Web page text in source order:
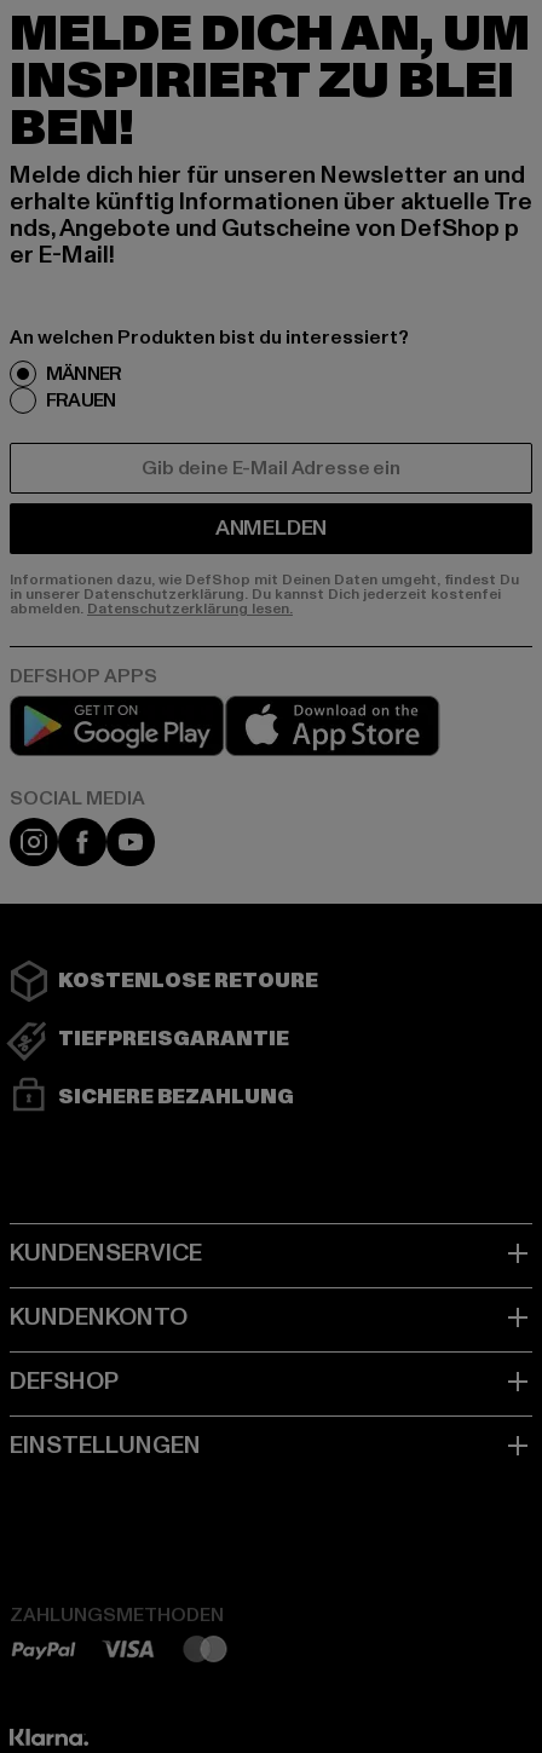
MELDE DICH AN, UM
INSPIRIERT ZU BLEI
BEN!
Melde dich hier für unseren Newsletter an und
erhalte künftig Informationen über aktuelle Tre
nds, Angebote und Gutscheine von DefShop p
er E-Mail!
An welchen Produkten bist du interessiert?
MÄNNER
FRAUEN
ANMELDEN
Informationen dazu, wie DefShop mit Deinen Daten umgeht, findest Du
in unserer Datenschutzerklärung. Du kannst Dich jederzeit kostenfei
abmelden. Datenschutzerklärung lesen.
Play market
Instagram
FacebookYouTube
KOSTENLOSE RETOURE
TIEFPREISGARANTIE
SICHERE BEZAHLUNG
ZAHLUNGSMETHODEN